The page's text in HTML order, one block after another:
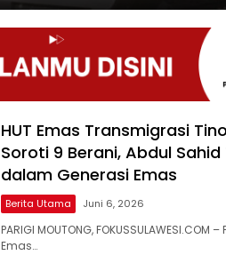
HUT Emas Transmigrasi
Soroti 9 Berani, Abdul
dalam Generasi Emas
Berita Utama Juni 6, 2026
PARIGI MOUTONG,
Emas…